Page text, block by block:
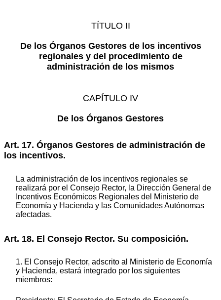
TÍTULO II
De los Órganos Gestores de los incentivos
regionales y del procedimiento de
administración de los mismos
CAPÍTULO IV
De los Órganos Gestores
Art. 17. Órganos Gestores de administración de
los incentivos.
La administración de los incentivos regionales se
realizará por el Consejo Rector, la Dirección General de
Incentivos Económicos Regionales del Ministerio de
Economía y Hacienda y las Comunidades Autónomas
afectadas.
Art. 18. El Consejo Rector. Su composición.
1. El Consejo Rector, adscrito al Ministerio de Economía
y Hacienda, estará integrado por los siguientes
miembros: